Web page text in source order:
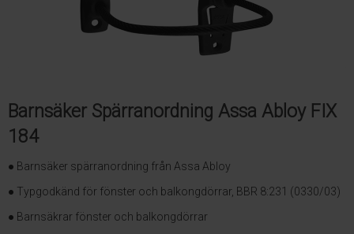
Barnsäker Spärranordning Assa Abloy FIX
184
● Barnsäker spärranordning från Assa Abloy
● Typgodkänd för fönster och balkongdörrar, BBR 8:231 (0330/03)
● Barnsäkrar fönster och balkongdörrar